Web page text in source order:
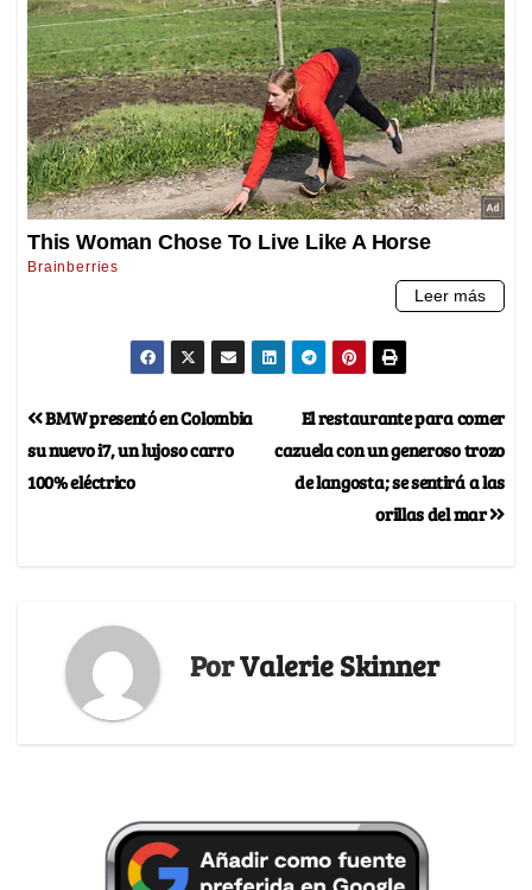
El restaurante para comer
cazuela con un generoso trozo
de langosta; se sentirá a las
orillas del mar
BMW presentó en Colombia
su nuevo i7, un lujoso carro
100% eléctrico
PorValerie Skinner